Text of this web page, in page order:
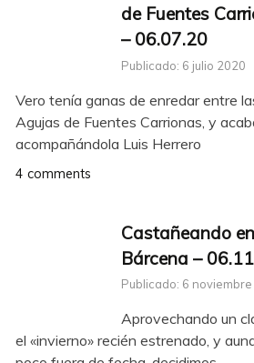
de Fuentes
– 06.07.20
Publicado: 6 julio 2020
Vero tenía ganas de enredar entre
Agujas de Fuentes Carrionas, y
acompañándola Luis Herrero
4 comments
Castañeando en
Bárcena –
Publicado: 6
Aprovechando un
el «invierno» recién estrenado, y